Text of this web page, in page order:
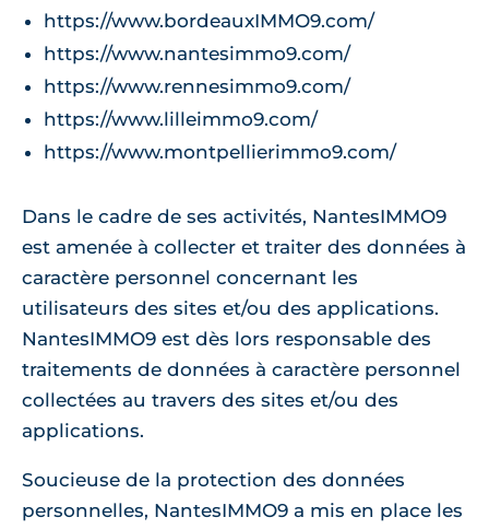
https://www.bordeauxIMMO9.com/
https://www.nantesimmo9.com/
https://www.rennesimmo9.com/
https://www.lilleimmo9.com/
https://www.montpellierimmo9.com/
Dans le cadre de ses activités, NantesIMMO9
est amenée à collecter et traiter des données à
caractère personnel concernant les
utilisateurs des sites et/ou des applications.
NantesIMMO9 est dès lors responsable des
traitements de données à caractère personnel
collectées au travers des sites et/ou des
applications.
Soucieuse de la protection des données
personnelles, NantesIMMO9 a mis en place les